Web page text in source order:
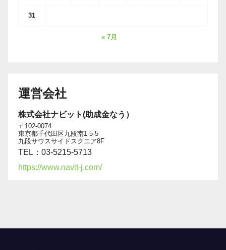
31
« 7月
運営会社
株式会社ナビット(助成金なう）
〒102-0074
東京都千代田区九段南1-5-5
九段サウスサイドスクエア8F
TEL：03-5215-5713
https://www.navit-j.com/